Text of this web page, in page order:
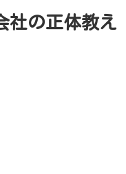
社の正体教え